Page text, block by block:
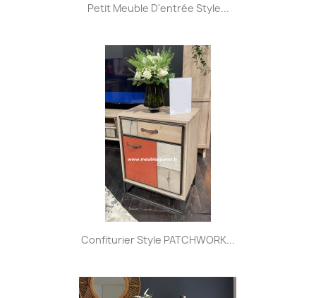
Petit Meuble D'entrée Style...
Confiturier Style PATCHWORK...